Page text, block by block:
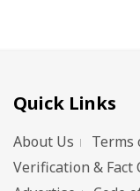
Quick Links
About Us Terms
Verification & Fact